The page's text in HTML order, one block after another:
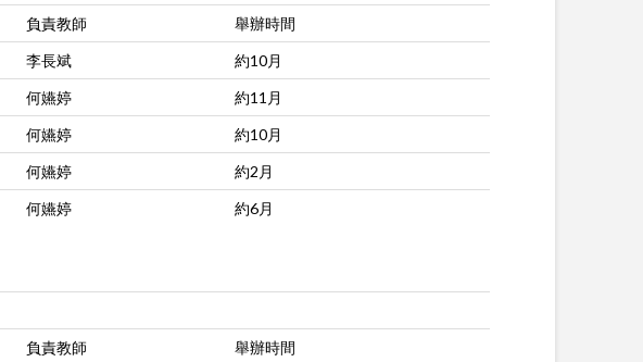
負責教師
舉辦時間
李長斌
約10月
何嬿婷
約11月
何嬿婷
約10月
何嬿婷
約2月
何嬿婷 約6月
負責教師
舉辦時間